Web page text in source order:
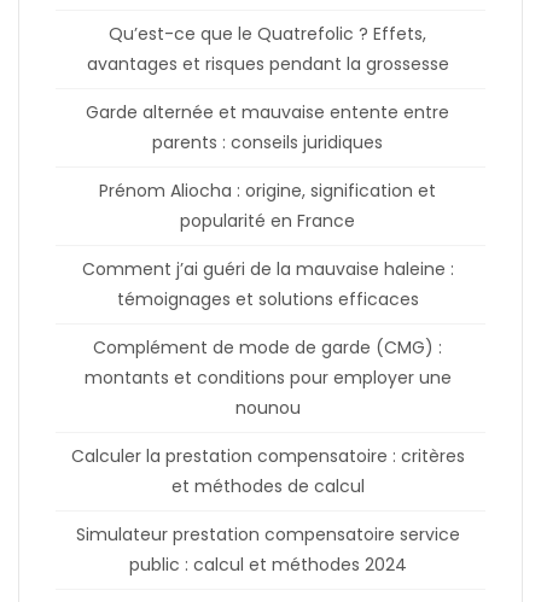
Qu’est-ce que le Quatrefolic ? Effets,
avantages et risques pendant la grossesse
Garde alternée et mauvaise entente entre
parents : conseils juridiques
Prénom Aliocha : origine, signification et
popularité en France
Comment j’ai guéri de la mauvaise haleine :
témoignages et solutions efficaces
Complément de mode de garde (CMG) :
montants et conditions pour employer une
nounou
Calculer la prestation compensatoire : critères
et méthodes de calcul
Simulateur prestation compensatoire service
public : calcul et méthodes 2024